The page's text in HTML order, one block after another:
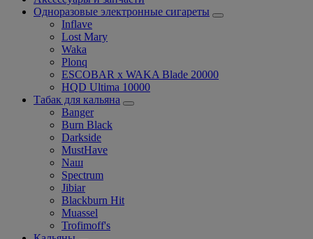
Одноразовые электронные сигареты
Inflave
Lost Mary
Waka
Plonq
ESCOBAR x WAKA Blade 20000
HQD Ultima 10000
Табак для кальяна
Banger
Burn Black
Darkside
MustHave
Nаш
Spectrum
Jibiar
Blackburn Hit
Muassel
Trofimoff's